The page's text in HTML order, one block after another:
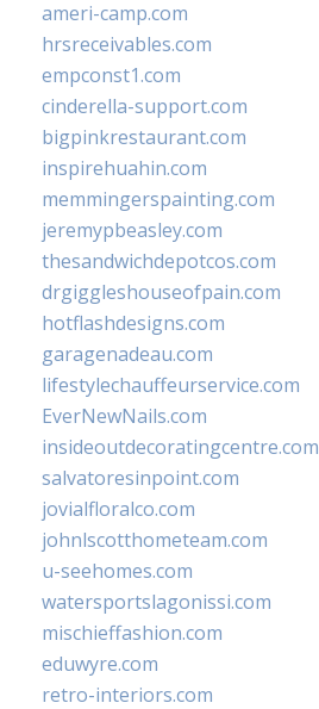
ameri-camp.com
hrsreceivables.com
empconst1.com
cinderella-support.com
bigpinkrestaurant.com
inspirehuahin.com
memmingerspainting.com
jeremypbeasley.com
thesandwichdepotcos.com
drgiggleshouseofpain.com
hotflashdesigns.com
garagenadeau.com
lifestylechauffeurservice.com
EverNewNails.com
insideoutdecoratingcentre.com
salvatoresinpoint.com
jovialfloralco.com
johnlscotthometeam.com
u-seehomes.com
watersportslagonissi.com
mischieffashion.com
eduwyre.com
retro-interiors.com